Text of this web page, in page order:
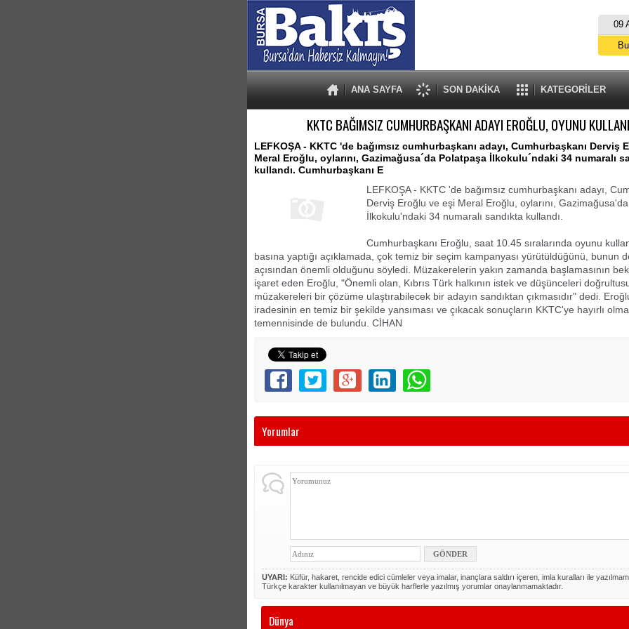
09
ANA SAYFA SON DAKİKA KATEGORİLER
KKTC BAĞIMSIZ CUMHURBAŞKANI ADAYI EROĞLU, OYUNU
LEFKOŞA - KKTC 'de bağımsız cumhurbaşkanı adayı, Cumhurbaşkanı Derviş
Meral Eroğlu, oylarını, Gazimağusa´da Polatpaşa İlkokulu´ndaki 34 numaralı
kullandı. Cumhurbaşkanı E
LEFKOŞA - KKTC 'de bağımsız cumhurbaşkanı adayı,
Derviş Eroğlu ve eşi Meral Eroğlu, oylarını,
İlkokulu'ndaki 34 numaralı sandıkta kullandı.
Cumhurbaşkanı Eroğlu, saat 10.45 sıralarında oyunu
basına yaptığı açıklamada, çok temiz bir seçim kampanyası yürütüldüğünü, bunun
açısından önemli olduğunu söyledi. Müzakerelerin yakın zamanda başlamasının
işaret eden Eroğlu, "Önemli olan, Kıbrıs Türk halkının istek ve düşünceleri
müzakereleri bir çözüme ulaştırabilecek bir adayın sandıktan çıkmasıdır" dedi.
iradesinin en temiz bir şekilde yansıması ve çıkacak sonuçların KKTC'ye hayırlı
temennisinde de bulundu. CİHAN
Yorumlar
UYARI: Küfür, hakaret, rencide edici cümleler veya imalar, inançlara saldırı içeren, imla kuralları ile
Türkçe karakter kullanılmayan ve büyük harflerle yazılmış yorumlar onaylanmamaktadır.
Dünya